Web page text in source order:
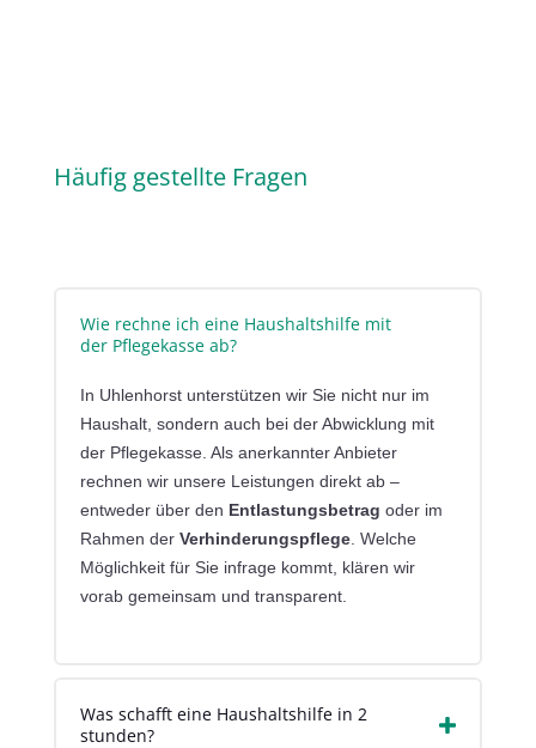
Häufig gestellte Fragen
Wie rechne ich eine Haushaltshilfe mit
der Pflegekasse ab?
In Uhlenhorst unterstützen wir Sie nicht nur im
Haushalt, sondern auch bei der Abwicklung mit
der Pflegekasse. Als anerkannter Anbieter
rechnen wir unsere Leistungen direkt ab –
entweder über den Entlastungsbetrag oder im
Rahmen der Verhinderungspflege. Welche
Möglichkeit für Sie infrage kommt, klären wir
vorab gemeinsam und transparent.
Was schafft eine Haushaltshilfe in 2
stunden?